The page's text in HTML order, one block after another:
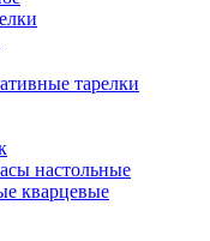
тарелки
настольные
кварцевые